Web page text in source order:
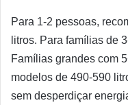
Para 1-2 pessoas,
litros. Para famílias de
Famílias grandes com
modelos de 490-590
sem desperdiçar